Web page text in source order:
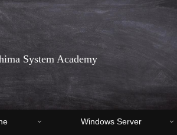
System Academy
Windows Server